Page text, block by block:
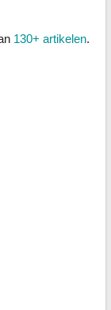
130+ artikelen.